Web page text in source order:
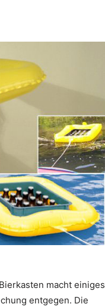
macht einiges
entgegen. Die